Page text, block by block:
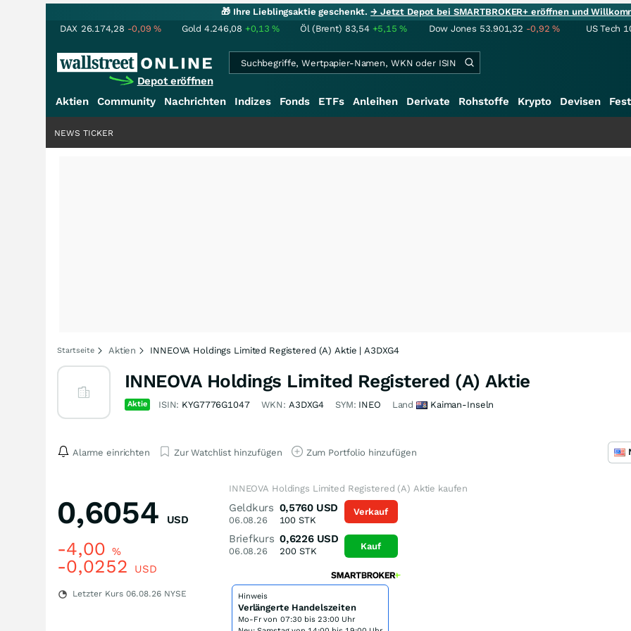
🎁 Ihre Lieblingsaktie geschenkt.→ Jetzt Depot bei SMARTBROKER+ eröffnen und
DAX 26.174,28 -0,09% Gold 4.246,08 +0,13% Öl (Brent) 83,54 +5,15% Dow Jones 53.901,32 -0,92% US Tech
Depot eröffnen
Aktien
Community Nachrichten Indizes Fonds ETFs Anleihen Derivate Rohstoffe Krypto Devisen
NEWS TICKER
Startseite Aktien INNEOVA Holdings Limited Registered (A) Aktie | A3DXG4
INNEOVA Holdings Limited Registered (A) Aktie
Aktie ISIN: KYG7776G1047 WKN: A3DXG4 SYM: INEO Land Kaiman-Inseln
Alarme einrichten Zur Watchlist hinzufügen Zum Portfolio hinzufügen
0,6054 USD
-4,00 %
-0,0252 USD
Letzter Kurs 06.08.26 NYSE
INNEOVA Holdings Limited Registered (A) Aktie kaufen
Geldkurs
06.08.26
0,5760 USD
100 STK
Briefkurs
06.08.26
0,6226 USD
200STK
Verkauf
Kauf
Hinweis
Verlängerte Handelszeiten
Mo-Fr von 07:30 bis 23:00 Uhr